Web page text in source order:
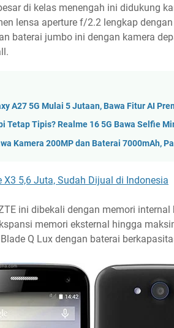
di kelas menengah ini didukung
lensa aperture f/2.2 lengkap
baterai jumbo ini dengan kamera
A27 5G Mulai 5 Jutaan, Bawa Fitur AI
Tetap Tipis? Realme 16 5G Bawa Selfie
Kamera 200MP dan Baterai 7000mAh,
X3 5,6 Juta, Sudah Dijual di Indonesia
ini dibekali dengan memori
memori eksternal hingga
Q Lux dengan baterai